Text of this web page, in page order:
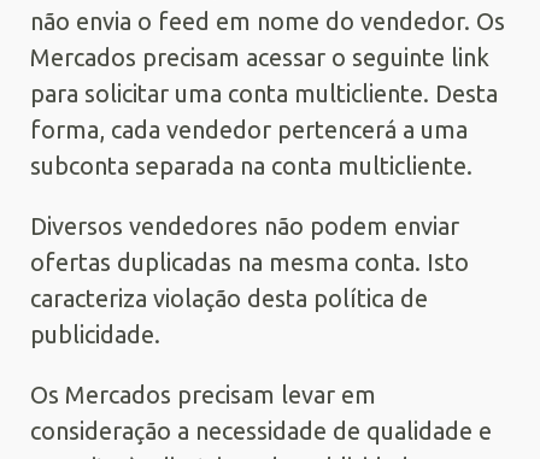
não envia o feed em nome do vendedor. Os
Mercados precisam acessar o seguinte link
para solicitar uma conta multicliente. Desta
forma, cada vendedor pertencerá a uma
subconta separada na conta multicliente.
Diversos vendedores não podem enviar
ofertas duplicadas na mesma conta. Isto
caracteriza violação desta política de
publicidade.
Os Mercados precisam levar em
consideração a necessidade de qualidade e